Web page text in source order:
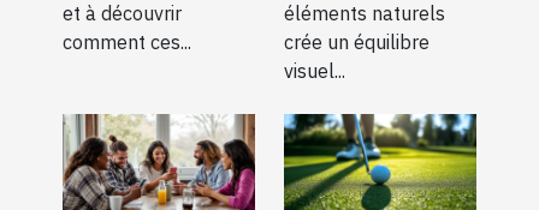
et à découvrir
comment ces...
éléments naturels
crée un équilibre
visuel...